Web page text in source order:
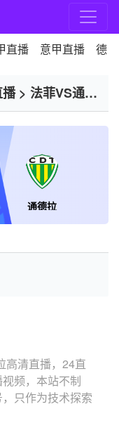
直播 意甲直播 德
> 法菲VS通德
通德拉
高清直播，24直
频，本站不制
只作为技术探索